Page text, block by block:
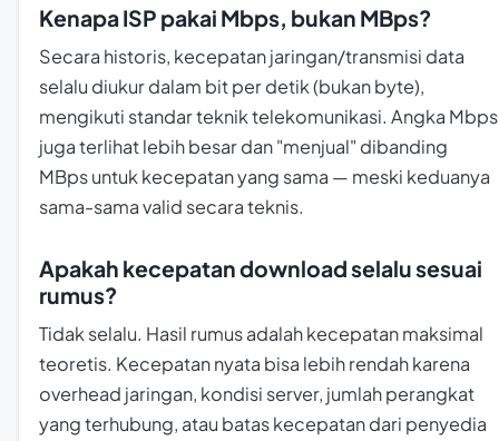
Kenapa ISP pakai Mbps, bukan MBps?
Secara historis, kecepatan jaringan/transmisi data
selalu diukur dalam bit per detik (bukan byte),
mengikuti standar teknik telekomunikasi. Angka Mbps
juga terlihat lebih besar dan "menjual" dibanding
MBps untuk kecepatan yang sama — meski keduanya
sama-sama valid secara teknis.
Apakah kecepatan download selalu sesuai
rumus?
Tidak selalu. Hasil rumus adalah kecepatan maksimal
teoretis. Kecepatan nyata bisa lebih rendah karena
overhead jaringan, kondisi server, jumlah perangkat
yang terhubung, atau batas kecepatan dari penyedia